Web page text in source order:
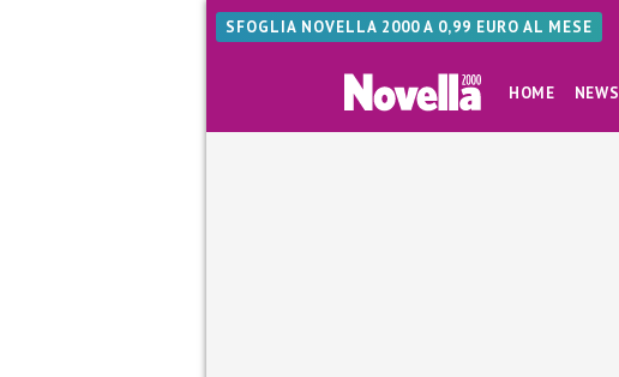
SFOGLIA NOVELLA 2000 A 0,99 EURO AL MESE
HOME NEWS